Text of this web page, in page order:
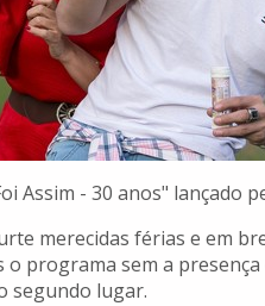
Assim - 30 anos" lançado
merecidas férias e em
o programa sem a
segundo lugar.